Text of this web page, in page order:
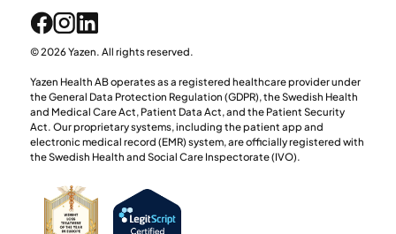
© 2026 Yazen. All rights reserved.
Yazen Health AB operates as a registered healthcare provider under
the General Data Protection Regulation (GDPR), the Swedish Health
and Medical Care Act, Patient Data Act, and the Patient Security
Act. Our proprietary systems, including the patient app and
electronic medical record (EMR) system, are officially registered with
the Swedish Health and Social Care Inspectorate (IVO).